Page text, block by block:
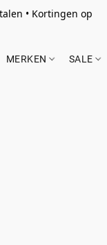
• Kortingen op
MERKEN SALE